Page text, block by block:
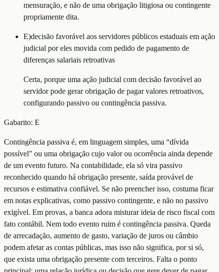
mensuração, e não de uma obrigação litigiosa ou contingente
propriamente dita.
E)decisão favorável aos servidores públicos estaduais em ação
judicial por eles movida com pedido de pagamento de
diferenças salariais retroativas
Certa, porque uma ação judicial com decisão favorável ao
servidor pode gerar obrigação de pagar valores retroativos,
configurando passivo ou contingência passiva.
Gabarito: E
Contingência passiva é, em linguagem simples, uma “dívida
possível” ou uma obrigação cujo valor ou ocorrência ainda depende
de um evento futuro. Na contabilidade, ela só vira passivo
reconhecido quando há obrigação presente, saída provável de
recursos e estimativa confiável. Se não preencher isso, costuma ficar
em notas explicativas, como passivo contingente, e não no passivo
exigível. Em provas, a banca adora misturar ideia de risco fiscal com
fato contábil. Nem todo evento ruim é contingência passiva. Queda
de arrecadação, aumento de gasto, variação de juros ou câmbio
podem afetar as contas públicas, mas isso não significa, por si só,
que exista uma obrigação presente com terceiros. Falta o ponto